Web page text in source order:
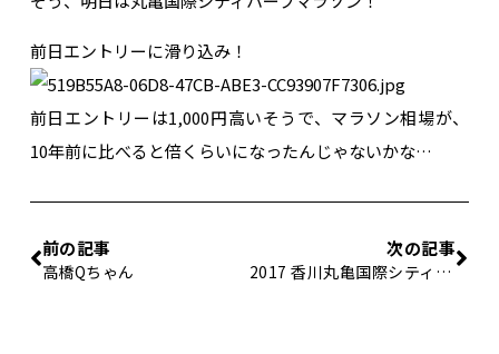
前日エントリーに滑り込み！
前日エントリーは1,000円高いそうで、マラソン相場が、
10年前に比べると倍くらいになったんじゃないかな…
前の記事
高橋Qちゃん
次の記事
2017 香川丸亀国際シティハーフマラソン